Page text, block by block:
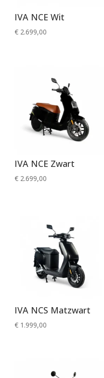
IVA NCE Wit
€ 2.699,00
IVA NCE Zwart
€ 2.699,00
IVA NCS Matzwart
€ 1.999,00